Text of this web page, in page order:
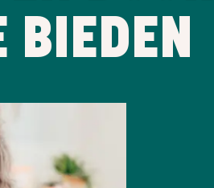
BIEDEN